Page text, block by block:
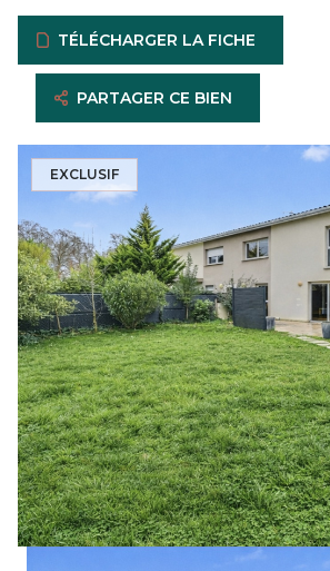
TÉLÉCHARGER LA FICHE
PARTAGER CE BIEN
EXCLUSIF